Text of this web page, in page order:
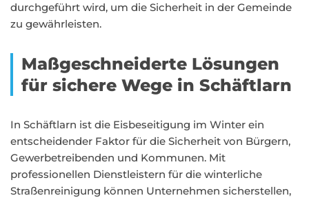
durchgeführt wird, um die Sicherheit in der Gemeinde
zu gewährleisten.
Maßgeschneiderte Lösungen
für sichere Wege in Schäftlarn
In Schäftlarn ist die Eisbeseitigung im Winter ein
entscheidender Faktor für die Sicherheit von Bürgern,
Gewerbetreibenden und Kommunen. Mit
professionellen Dienstleistern für die winterliche
Straßenreinigung können Unternehmen sicherstellen,